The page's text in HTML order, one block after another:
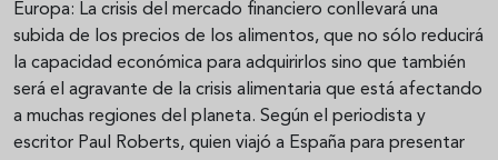
Europa: La crisis del mercado financiero conllevará una
subida de los precios de los alimentos, que no sólo reducirá
la capacidad económica para adquirirlos sino que también
será el agravante de la crisis alimentaria que está afectando
a muchas regiones del planeta. Según el periodista y
escritor Paul Roberts, quien viajó a España para presentar